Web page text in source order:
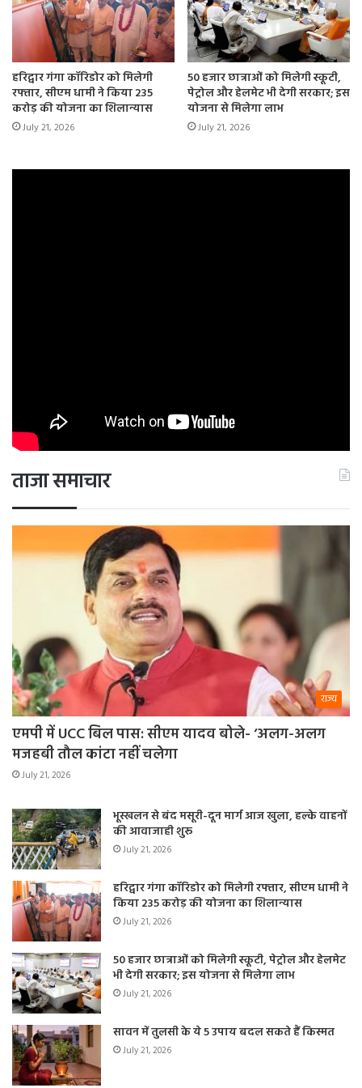
हरिद्वार गंगा कॉरिडोर को मिलेगी
रफ्तार, सीएम धामी ने किया 235
करोड़ की योजना का शिलान्यास
July 21, 2026
50 हजार छात्राओं को मिलेगी स्कूटी,
पेट्रोल और हेलमेट भी देगी सरकार; इस
योजना से मिलेगा लाभ
July 21, 2026
ताजा समाचार
राज्य
एमपी में UCC बिल पास: सीएम यादव बोले- ‘अलग-अलग
मजहबी तौल कांटा नहीं चलेगा
July 21, 2026
भूस्खलन से बंद मसूरी-दून मार्ग आज खुला, हल्के वाहनों
की आवाजाही शुरू
July 21, 2026
हरिद्वार गंगा कॉरिडोर को मिलेगी रफ्तार, सीएम धामी ने
किया 235 करोड़ की योजना का शिलान्यास
July 21, 2026
50 हजार छात्राओं को मिलेगी स्कूटी, पेट्रोल और हेलमेट
भी देगी सरकार; इस योजना से मिलेगा लाभ
July 21, 2026
सावन में तुलसी के ये 5 उपाय बदल सकते हैं किस्मत
July 21, 2026